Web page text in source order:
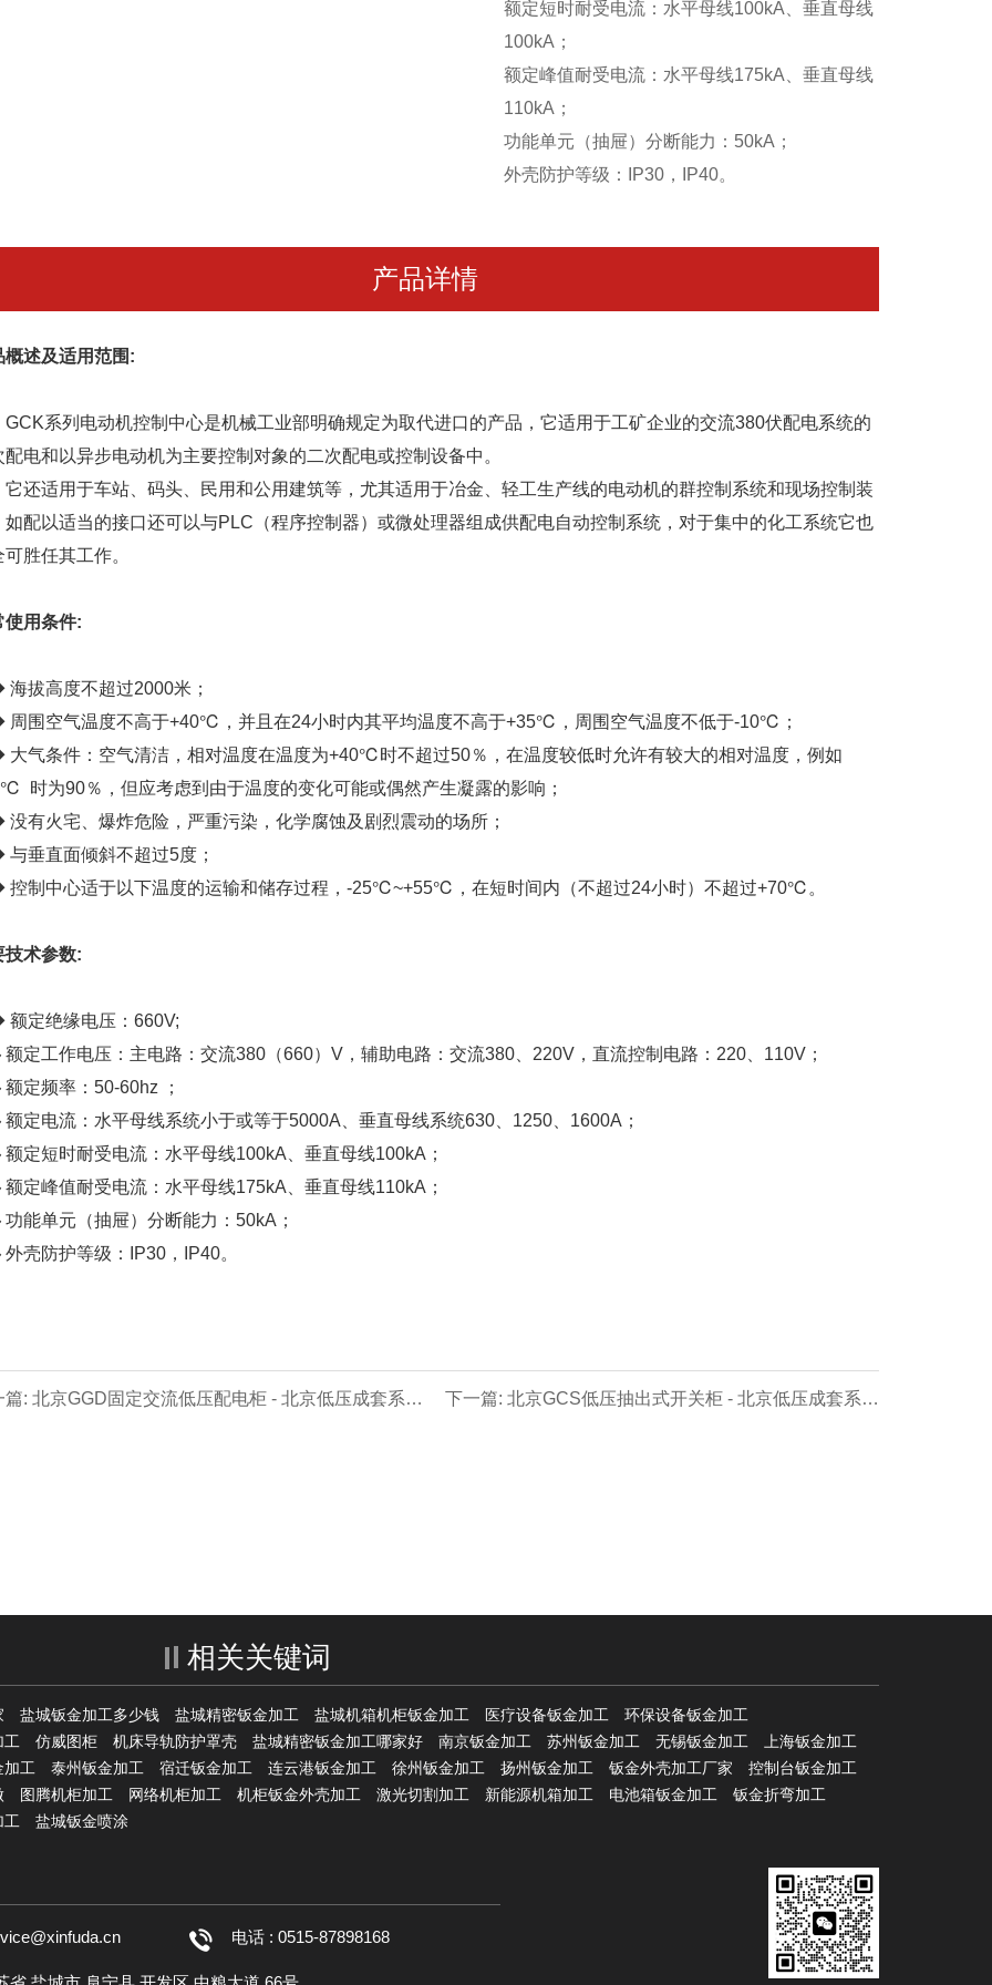
额定短时耐受电流：水平母线100kA、垂直母线
100kA；
额定峰值耐受电流：水平母线175kA、垂直母线
110kA；
功能单元（抽屉）分断能力：50kA；
外壳防护等级：IP30，IP40。
产品详情
概述及适用范围:
系列电动机控制中心是机械工业部明确规定为取代进口的产品，它适用于工矿企业的交流380伏配电系统的
配电和以异步电动机为主要控制对象的二次配电或控制设备中。
适用于车站、码头、民用和公用建筑等，尤其适用于冶金、轻工生产线的电动机的群控制系统和现场控制装
如配以适当的接口还可以与PLC（程序控制器）或微处理器组成供配电自动控制系统，对于集中的化工系统它也
可胜任其工作。
使用条件:
拔高度不超过2000米；
围空气温度不高于+40℃，并且在24小时内其平均温度不高于+35℃，周围空气温度不低于-10℃；
气条件：空气清洁，相对温度在温度为+40℃时不超过50％，在温度较低时允许有较大的相对温度，例如
时为90％，但应考虑到由于温度的变化可能或偶然产生凝露的影响；
有火宅、爆炸危险，严重污染，化学腐蚀及剧烈震动的场所；
垂直面倾斜不超过5度；
制中心适于以下温度的运输和储存过程，-25℃~+55℃，在短时间内（不超过24小时）不超过+70℃。
技术参数:
定绝缘电压：660V;
定工作电压：主电路：交流380（660）V，辅助电路：交流380、220V，直流控制电路：220、110V；
定频率：50-60hz ；
定电流：水平母线系统小于或等于5000A、垂直母线系统630、1250、1600A；
定短时耐受电流：水平母线100kA、垂直母线100kA；
定峰值耐受电流：水平母线175kA、垂直母线110kA；
能单元（抽屉）分断能力：50kA；
壳防护等级：IP30，IP40。
篇: 北京GGD固定交流低压配电柜 - 北京低压成套系列
下一篇: 北京GCS低压抽出式开关柜 - 北京低压成套系列
相关关键词
盐城钣金加工多少钱 盐城精密钣金加工 盐城机箱机柜钣金加工 医疗设备钣金加工
环保设备钣金加工
工 仿威图柜 机床导轨防护罩壳 盐城精密钣金加工哪家好 南京钣金加工 苏州钣金加工 无锡钣金加工
上海钣金加工
加工 泰州钣金加工 宿迁钣金加工 连云港钣金加工 徐州钣金加工 扬州钣金加工 钣金外壳加工厂家
控制台钣金加工
图腾机柜加工 网络机柜加工 机柜钣金外壳加工 激光切割加工 新能源机箱加工 电池箱钣金加工
钣金折弯加工
工 盐城钣金喷涂
电话 : 0515-87898168